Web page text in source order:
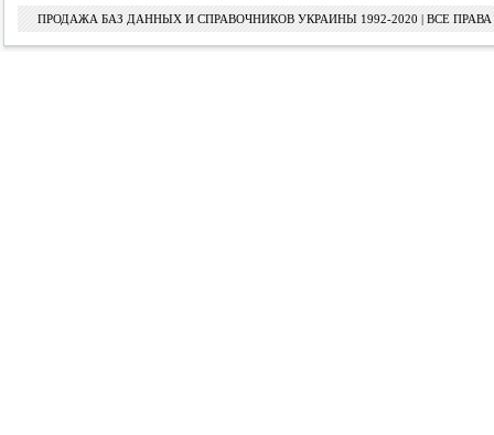
ПРОДАЖА БАЗ ДАННЫХ И СПРАВОЧНИКОВ УКРАИНЫ 1992-2020 | ВСЕ